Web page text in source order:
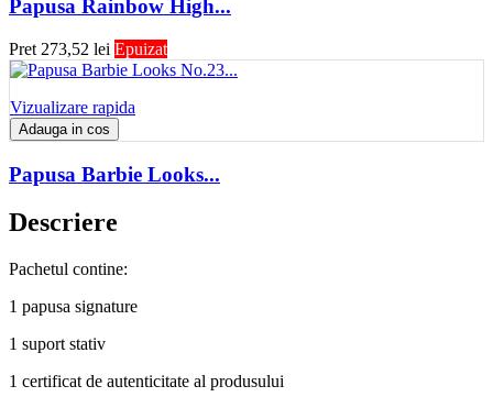
Papusa Rainbow High...
Pret 273,52 lei Epuizat
Vizualizare rapida
Adauga in cos
Papusa Barbie Looks...
Descriere
Pachetul contine:
1 papusa signature
1 suport stativ
1 certificat de autenticitate al produsului